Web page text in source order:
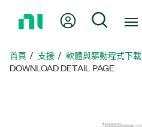
頁
我的帳號 搜尋
首頁 支援 軟體與驅動程式下載
DOWNLOAD DETAIL PAGE